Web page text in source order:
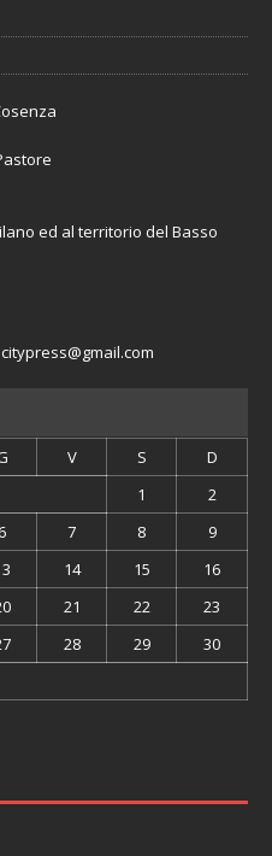
ed al territorio del Basso
V S
D
1
2
6 7 8
9
14 15
16
21 22
23
28 29
30